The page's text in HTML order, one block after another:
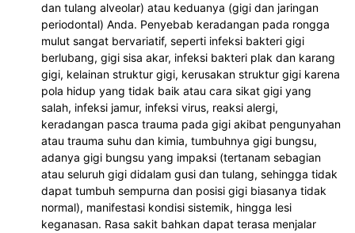
dan tulang alveolar) atau keduanya (gigi dan jaringan
periodontal) Anda. Penyebab keradangan pada rongga
mulut sangat bervariatif, seperti infeksi bakteri gigi
berlubang, gigi sisa akar, infeksi bakteri plak dan karang
gigi, kelainan struktur gigi, kerusakan struktur gigi karena
pola hidup yang tidak baik atau cara sikat gigi yang
salah, infeksi jamur, infeksi virus, reaksi alergi,
keradangan pasca trauma pada gigi akibat pengunyahan
atau trauma suhu dan kimia, tumbuhnya gigi bungsu,
adanya gigi bungsu yang impaksi (tertanam sebagian
atau seluruh gigi didalam gusi dan tulang, sehingga tidak
dapat tumbuh sempurna dan posisi gigi biasanya tidak
normal), manifestasi kondisi sistemik, hingga lesi
keganasan. Rasa sakit bahkan dapat terasa menjalar